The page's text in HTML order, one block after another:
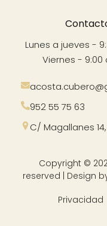
Lunes a jueves -
Viernes - 9:00
952 55 75 63
C/ Magallanes
Copyright ©
reserved | Design
Privacidad